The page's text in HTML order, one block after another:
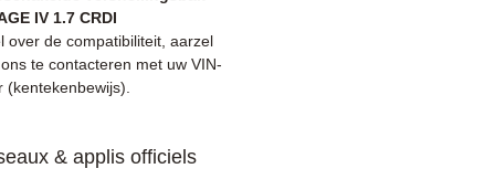
garantie inbegrepen
levering met tracking
/ Kuehne+Nagel / DB
IV 1.7 CRDI
over de compatibiliteit, aarzel
te contacteren met uw VIN-
(kentekenbewijs).
& applis officiels